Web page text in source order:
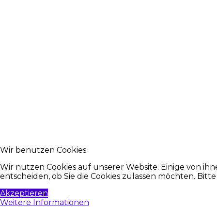
Wir benutzen Cookies
Wir nutzen Cookies auf unserer Website. Einige von
entscheiden, ob Sie die Cookies zulassen möchten.
Akzeptieren
Weitere Informationen